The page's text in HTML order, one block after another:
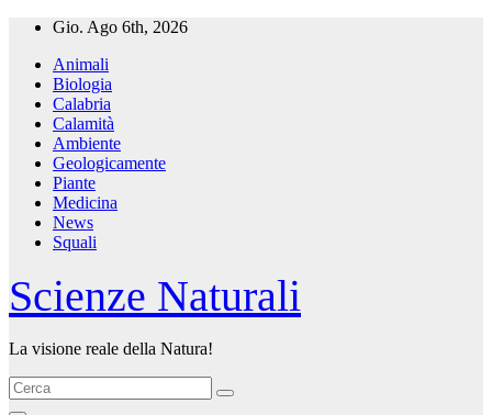
Salta
contenuto
Gio. Ago 6th, 2026
Animali
Biologia
Calabria
Calamità
Ambiente
Geologicamente
Piante
Medicina
News
Squali
Scienze Naturali
La visione reale della Natura!